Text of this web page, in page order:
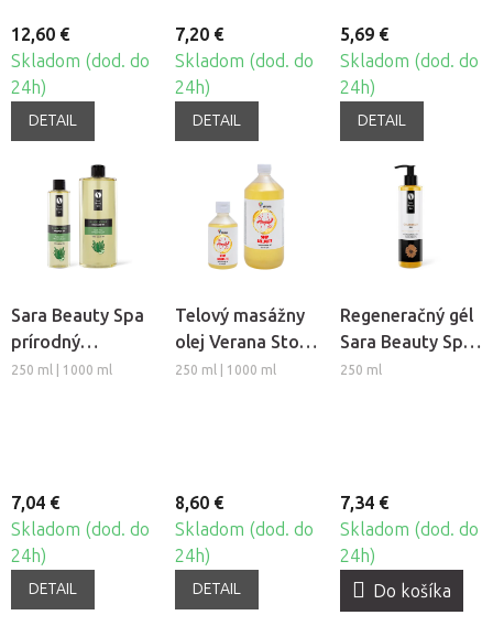
12,60 €
Skladom (dod. do
24h)
DETAIL
7,20 €
Skladom (dod. do
24h)
DETAIL
5,69 €
Skladom (dod. do
24h)
DETAIL
Sara Beauty Spa
prírodný
rastlinný
250 ml | 1000 ml
7,04 €
Skladom (dod. do
24h)
DETAIL
Telový masážny
olej Verana Stop
Celulitíde
250 ml | 1000 ml
8,60 €
Skladom (dod. do
24h)
DETAIL
Regeneračný gél
Sara Beauty Spa
- Nechtík & Aloe
250 ml
7,34 €
Skladom (dod. do
24h)
Do košíka